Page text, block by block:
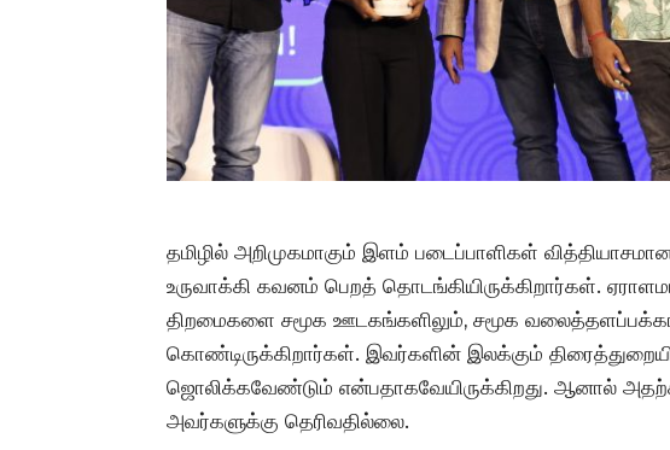
தமிழில் அறிமுகமாகும் இளம் படைப்பாளிகள்
உருவாக்கி கவனம் பெறத் தொடங்கியிருக்கிறார்கள்.
திறமைகளை சமூக ஊடகங்களிலும், சமூக
கொண்டிருக்கிறார்கள். இவர்களின் இலக்கும்
ஜொலிக்கவேண்டும் என்பதாகவேயிருக்கிறது. ஆனால்
அவர்களுக்கு தெரிவதில்லை.